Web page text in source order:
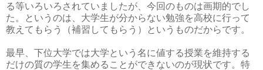
る等いろいろされていましたが、今回のものは画期的でし
た。というのは、大学生が分からない勉強を高校に行って
教えてもらう（補習してもらう）というものだからです。
最早、下位大学では大学という名に値する授業を維持する
だけの質の学生を集めることができないのが現状です。特